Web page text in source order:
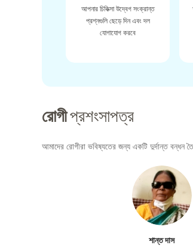
আপনার চিকিত্সা উদ্বেগ সংক্রান্ত
প্রশ্নগুলি ছেড়ে দিন এবং দল
যোগাযোগ করবে
রোগীপ্রশংসাপত্র
আমাদের রোগীরা ভবিষ্যতের জন্য একটি দুর্দান্ত বন্ধন
শান্ত দাস